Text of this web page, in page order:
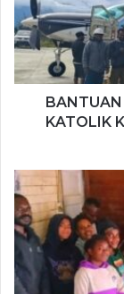
KATOLIK